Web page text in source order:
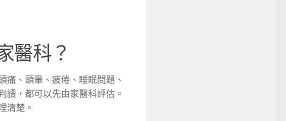
醫科？
痛、頭暈、疲倦、睡眠問題、
讀，都可以先由家醫科評估。
清楚。